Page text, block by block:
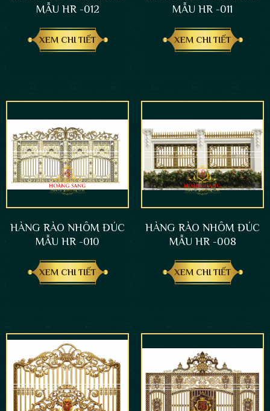
MẪU HR -012
XEM CHI TIẾT
MẪU HR -011
XEM CHI TIẾT
HÀNG RÀO NHÔM ĐÚC
MẪU HR -010
XEM CHI TIẾT
HÀNG RÀO NHÔM ĐÚC
MẪU HR -008
XEM CHI TIẾT